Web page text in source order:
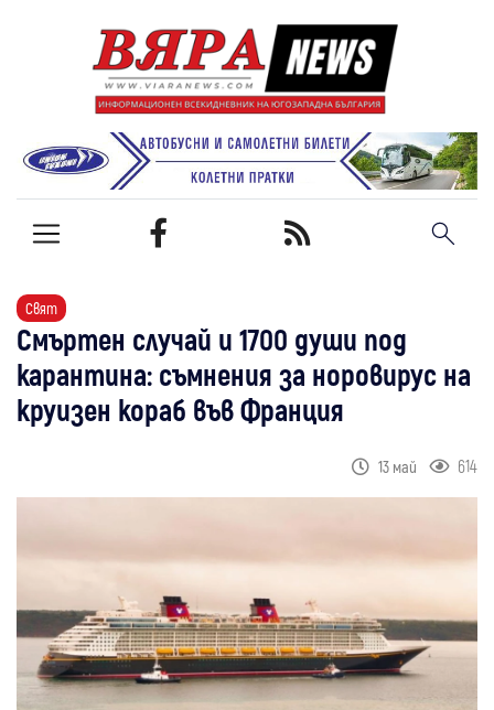
Свят
Смъртен случай и 1700 души под
карантина: съмнения за норовирус на
круизен кораб във Франция
13 май 614